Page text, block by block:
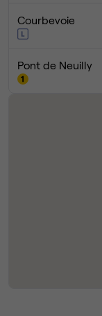
Courbevoie
Pont de Neuilly